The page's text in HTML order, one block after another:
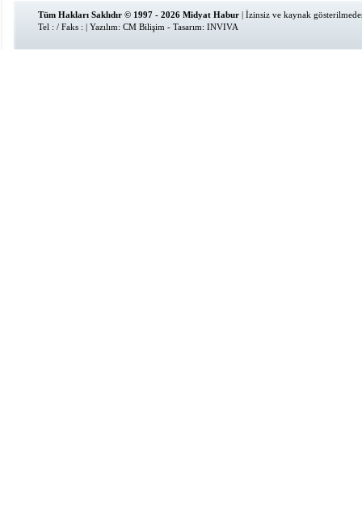
Tüm Hakları Saklıdır © 1997 - 2026 Midyat Habur | İzinsiz ve kaynak
Tel : / Faks : | Yazılım: CM Bilişim - Tasarım: INVIVA